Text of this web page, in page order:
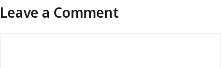
Leave a Comment